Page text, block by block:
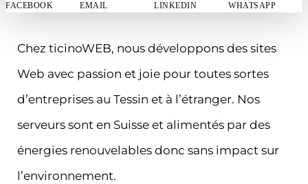
FACEBOOK EMAIL LINKEDIN WHATSAPP
Chez ticinoWEB, nous développons des sites
Web avec passion et joie pour toutes sortes
d’entreprises au Tessin et à l’étranger. Nos
serveurs sont en Suisse et alimentés par des
énergies renouvelables donc sans impact sur
l’environnement.